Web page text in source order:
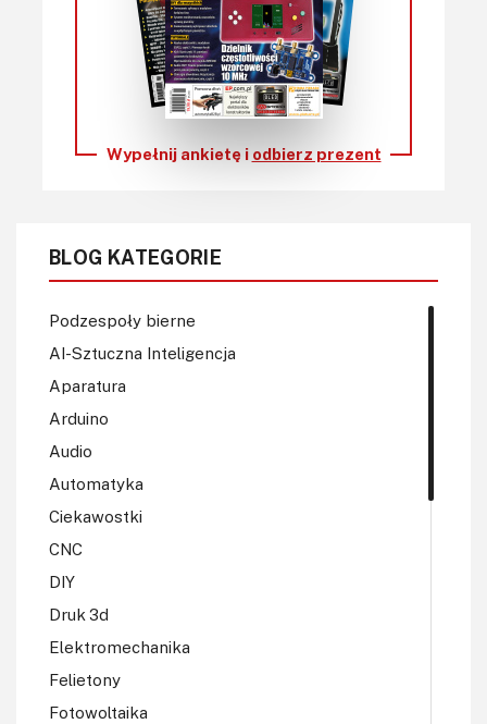
Wypełnij ankietę i odbierz prezent
BLOG KATEGORIE
Podzespoły bierne
AI-Sztuczna Inteligencja
Aparatura
Arduino
Audio
Automatyka
Ciekawostki
CNC
DIY
Druk 3d
Elektromechanika
Felietony
Fotowoltaika